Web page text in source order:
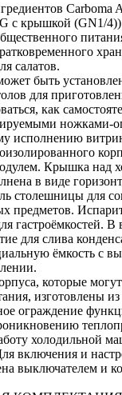
Carboma
с крышкой (GN1/4))
салатов.
быть
для
как
ножками-
исполнению
Крышка над
в виде
столешницы для
предметов.
гастроёмкостей. В
для слива
ёмкость с
которые
изготовлены
ограждение
холодильной
включения и
выключателем и